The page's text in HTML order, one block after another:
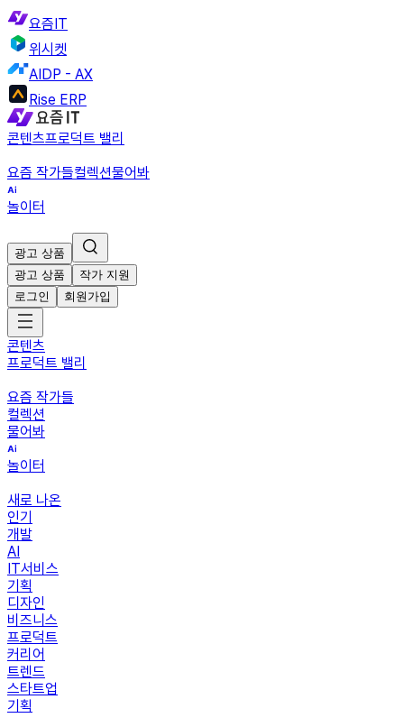
요즘IT
위시켓
AIDP - AX
Rise ERP
콘텐츠프로덕트 밸리
요즘 작가들컬렉션물어봐
놀이터
광고 상품
광고 상품
작가 지원
로그인
회원가입
콘텐츠
프로덕트 밸리
요즘 작가들
컬렉션
물어봐
놀이터
새로 나온
인기
개발
AI
IT서비스
기획
디자인
비즈니스
프로덕트
커리어
트렌드
스타트업
기획